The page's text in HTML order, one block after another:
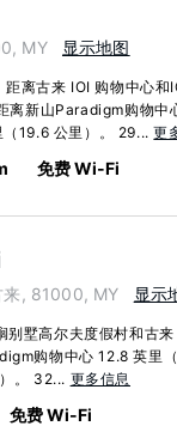
MY 显示地图
离古来 IOI 购物中心和
离新山Paradigm购物中
（19.6 公里）。 29...更
免费 Wi-Fi
, 81000, MY 显示
墅高尔夫度假村和古来
购物中心 12.8 英里
。 32... 更多信息
免费 Wi-Fi